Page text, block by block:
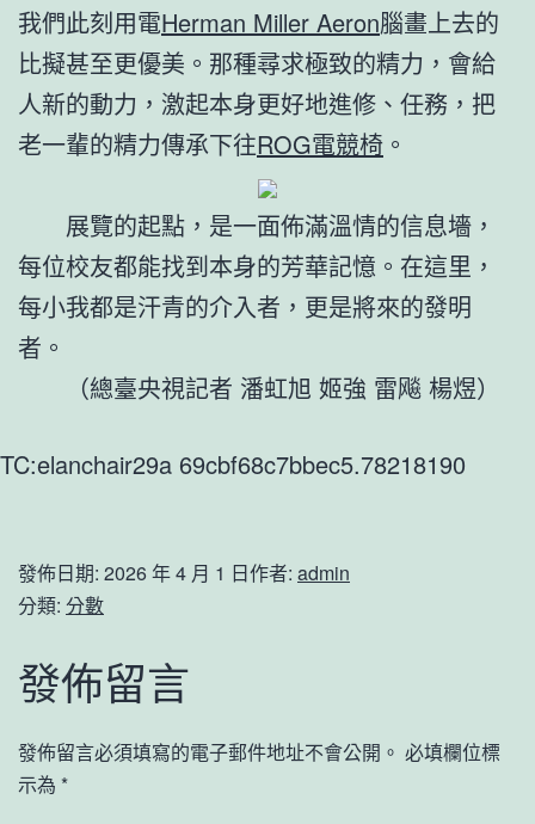
我們此刻用電Herman Miller Aeron腦畫上去的
比擬甚至更優美。那種尋求極致的精力，會給
人新的動力，激起本身更好地進修、任務，把
老一輩的精力傳承下往ROG電競椅 。
展覽的起點，是一面佈滿溫情的信息墻，
每位校友都能找到本身的芳華記憶。在這里，
每小我都是汗青的介入者，更是將來的發明
者。
（總臺央視記者 潘虹旭 姬強 雷飚 楊煜）
TC:elanchair29a 69cbf68c7bbec5.78218190
發佈日期: 2026 年 4 月 1 日作者: admin
分類: 分數
發佈留言
發佈留言必須填寫的電子郵件地址不會公開。 必填欄位標
示為 *